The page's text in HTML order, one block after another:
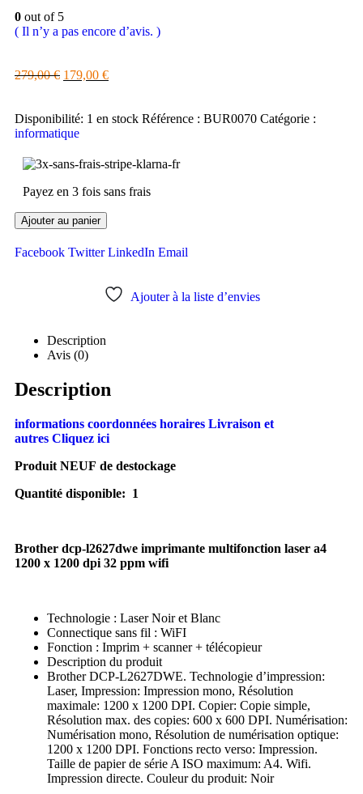
0 out of 5
( Il n’y a pas encore d’avis. )
279,00€ 179,00 €
Disponibilité: 1 en stock Référence : BUR0070 Catégorie :
informatique
Payez en 3 fois sans frais
Ajouter au panier
Facebook Twitter LinkedIn Email
Ajouter à la liste d’envies
Description
Avis (0)
Description
informations coordonnées horaires Livraison et
autres Cliquez ici
Produit NEUF de destockage
Quantité disponible: 1
Brother dcp-l2627dwe imprimante multifonction laser a4
1200 x 1200 dpi 32 ppm wifi
Technologie : Laser Noir et Blanc
Connectique sans fil : WiFI
Fonction : Imprim + scanner + télécopieur
Description du produit
Brother DCP-L2627DWE. Technologie d’impression:
Laser, Impression: Impression mono, Résolution
maximale: 1200 x 1200 DPI. Copier: Copie simple,
Résolution max. des copies: 600 x 600 DPI. Numérisation:
Numérisation mono, Résolution de numérisation optique:
1200 x 1200 DPI. Fonctions recto verso: Impression.
Taille de papier de série A ISO maximum: A4. Wifi.
Impression directe. Couleur du produit: Noir